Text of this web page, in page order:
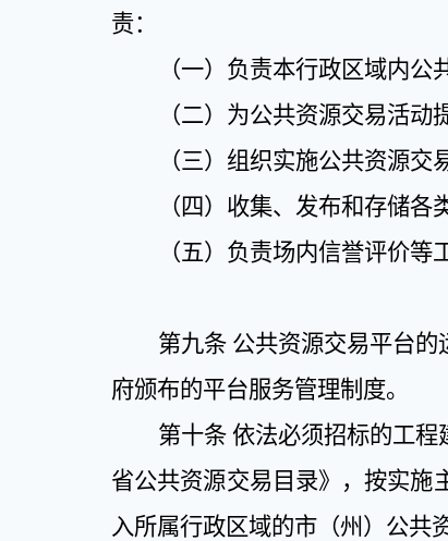
责：
（一）负责本行政区域内公
（二）为公共资源交易活
（三）组织实施公共资源交
（四）收集、发布和存储各
（五）负责场内信誉评价等
第九条 公共资源交易平台
府颁布的平台服务管理制度。
第十条 依法必须招标的工程
省公共资源交易目录》，按实施
入所属行政区域的市（州）公共